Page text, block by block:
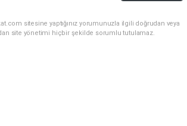
sitesine yaptığınız yorumunuzla ilgili doğrudan veya
site yönetimi hiçbir şekilde sorumlu tutulamaz.